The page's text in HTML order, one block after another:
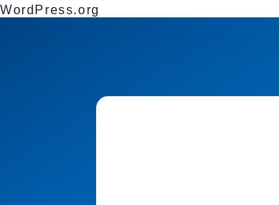
WordPress.org